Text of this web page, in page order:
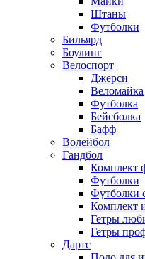
Штаны
Футболки
Бильярд
Боулинг
Велоспорт
Джерси
Веломайка
Футболка
Бейсболка
Бафф
Волейбол
Гандбол
Комплект
Футболки
Футболки
Комплект
Гетры
Гетры
Дартс